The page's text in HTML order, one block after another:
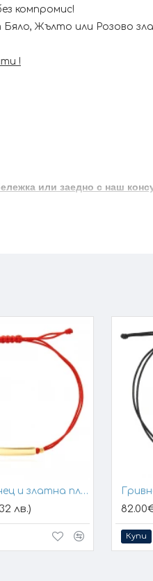
компромис!
Жълто или Розово
!
или заедно с наш
Гривна с конец и златна плочка за гравиране
лв.)
Купи